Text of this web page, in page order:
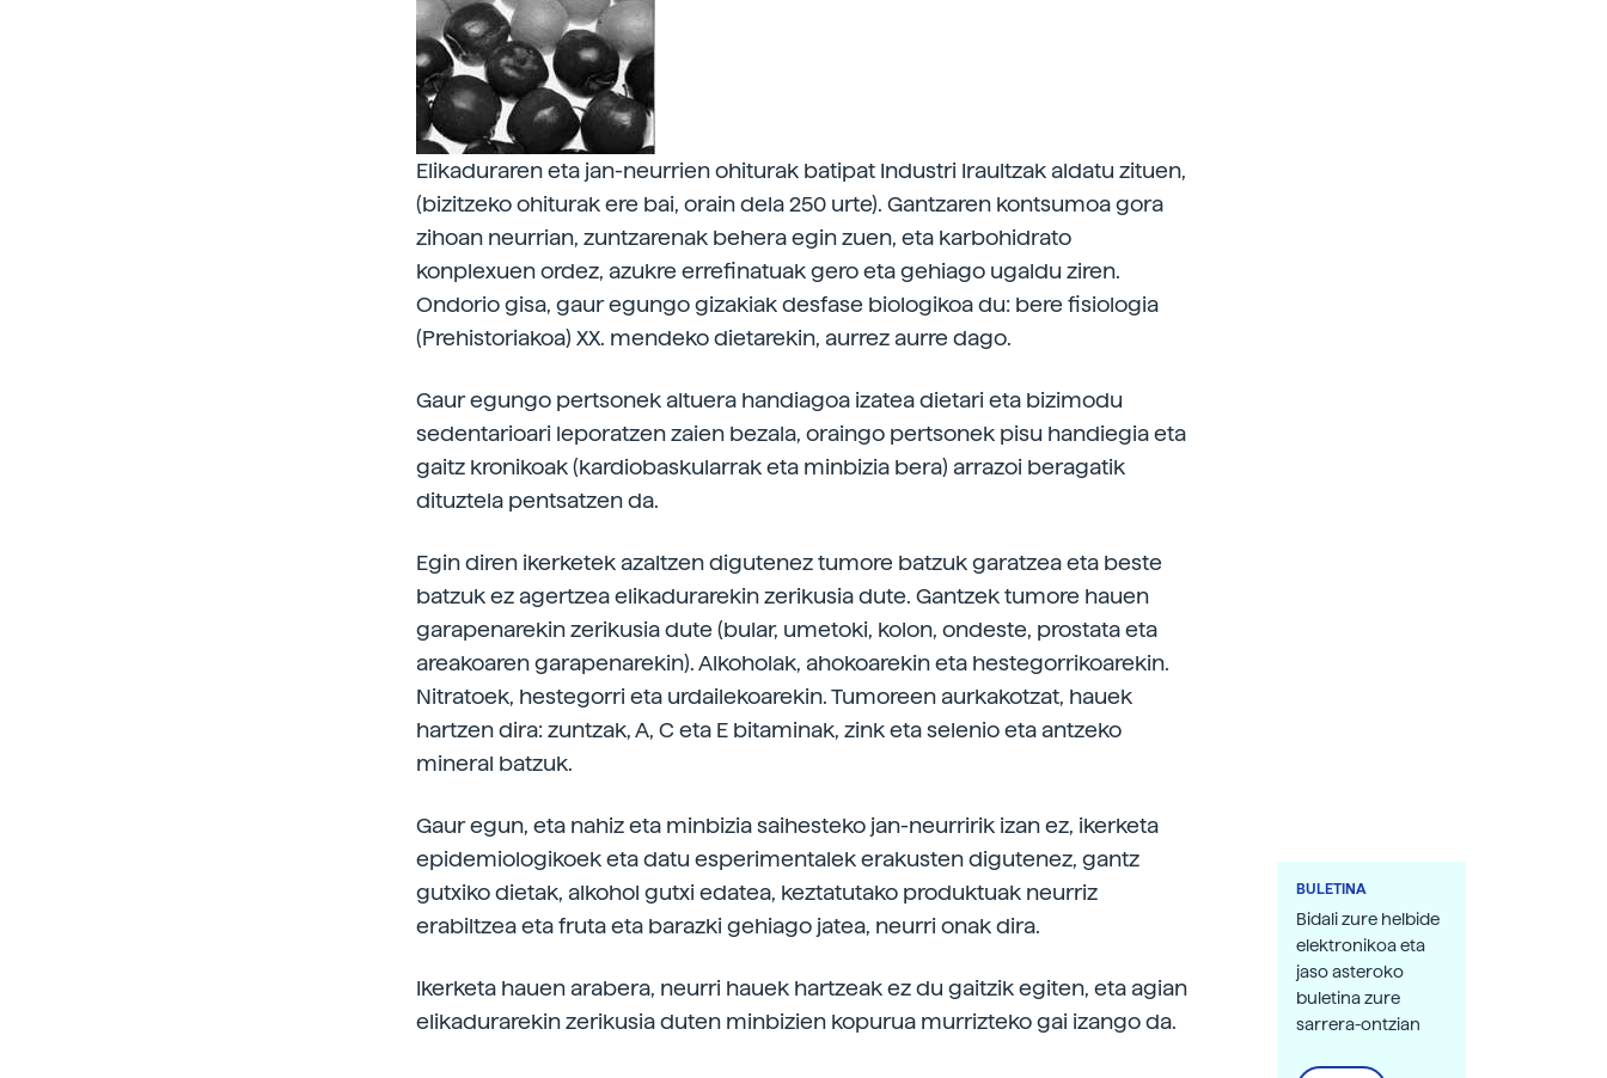
Elikaduraren eta jan-neurrien ohiturak batipat Industri Iraultzak aldatu zituen,
(bizitzeko ohiturak ere bai, orain dela 250 urte). Gantzaren kontsumoa gora
zihoan neurrian, zuntzarenak behera egin zuen, eta karbohidrato
konplexuen ordez, azukre errefinatuak gero eta gehiago ugaldu ziren.
Ondorio gisa, gaur egungo gizakiak desfase biologikoa du: bere fisiologia
(Prehistoriakoa) XX. mendeko dietarekin, aurrez aurre dago.
Gaur egungo pertsonek altuera handiagoa izatea dietari eta bizimodu
sedentarioari leporatzen zaien bezala, oraingo pertsonek pisu handiegia eta
gaitz kronikoak (kardiobaskularrak eta minbizia bera) arrazoi beragatik
dituztela pentsatzen da.
Egin diren ikerketek azaltzen digutenez tumore batzuk garatzea eta beste
batzuk ez agertzea elikadurarekin zerikusia dute. Gantzek tumore hauen
garapenarekin zerikusia dute (bular, umetoki, kolon, ondeste, prostata eta
areakoaren garapenarekin). Alkoholak, ahokoarekin eta hestegorrikoarekin.
Nitratoek, hestegorri eta urdailekoarekin. Tumoreen aurkakotzat, hauek
hartzen dira: zuntzak, A, C eta E bitaminak, zink eta selenio eta antzeko
mineral batzuk.
Gaur egun, eta nahiz eta minbizia saihesteko jan-neurririk izan ez, ikerketa
epidemiologikoek eta datu esperimentalek erakusten digutenez, gantz
gutxiko dietak, alkohol gutxi edatea, keztatutako produktuak neurriz
erabiltzea eta fruta eta barazki gehiago jatea, neurri onak dira.
Ikerketa hauen arabera, neurri hauek hartzeak ez du gaitzik egiten, eta agian
elikadurarekin zerikusia duten minbizien kopurua murrizteko gai izango da.
BULETINA
Bidali zure helbide
elektronikoa eta
jaso asteroko
buletina zure
sarrera-ontzian